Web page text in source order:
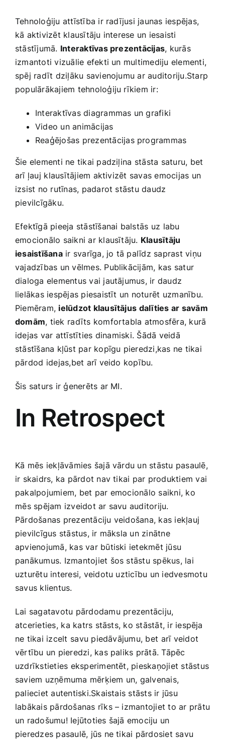
Tehnoloģiju attīstība ir radījusi jaunas iespējas,
kā aktivizēt klausītāju interese un iesaisti
stāstījumā. Interaktīvas prezentācijas, kurās
izmantoti‍ vizuālie efekti un multimediju elementi,
spēj radīt‍ dziļāku savienojumu ar auditoriju.Starp
populārākajiem tehnoloģiju rīkiem ir:
Interaktīvas diagrammas un grafiki
Video un animācijas
Reaģējošas prezentācijas programmas
Šie elementi ne tikai padziļina⁣ stāsta saturu, bet
arī ļauj ⁤klausītājiem aktivizēt savas emocijas un
izsist no rutīnas, padarot stāstu daudz
pievilcīgāku.
Efektīgā pieeja stāstīšanai balstās⁣ uz labu
emocionālo saikni ar klausītāju.‌ Klausītāju
iesaistīšanair svarīga, jo tā palīdz saprast viņu
vajadzības un vēlmes. Publikācijām, ⁣kas satur
dialoga elementus vai jautājumus, ir daudz
lielākas iespējas piesaistīt un noturēt ⁣uzmanību.
‌Piemēram, ielūdzot klausītājus ⁤dalīties ar savām
domām, tiek ⁣radīts komfortabla atmosfēra, kurā
idejas‌ var‍ attīstīties⁢ dinamiski. Šādā veidā
stāstīšana kļūst par kopīgu pieredzi,kas ne tikai ​
pārdod⁣ idejas,bet arī veido kopību.
Šis‍ saturs ir ģenerēts ar ‌MI.
In Retrospect
Kā mēs ⁢iekļāvāmies šajā vārdu un stāstu pasaulē,‌
ir​ skaidrs, ka pārdot nav tikai par produktiem vai
pakalpojumiem,⁣ bet par emocionālo saikni, ko
⁢mēs spējam izveidot ar savu auditoriju.
Pārdošanas prezentāciju veidošana, kas iekļauj
pievilcīgus stāstus, ir māksla un zinātne
apvienojumā, kas var būtiski ietekmēt jūsu
panākumus. Izmantojiet šos stāstu spēkus, lai
uzturētu interesi, veidotu uzticību un iedvesmotu
savus‍ klientus.
Lai ‍sagatavotu pārdodamu ⁢prezentāciju,
atcerieties,⁣ ka katrs stāsts, ko stāstāt, ir iespēja
ne tikai izcelt⁤ savu piedāvājumu, bet ⁤arī veidot
vērtību un pieredzi, kas paliks prātā. Tāpēc
uzdrīkstieties‌ eksperimentēt, pieskaņojiet stāstus
saviem uzņēmuma mērķiem‌ un, galvenais,
palieciet autentiski.Skaistais stāsts ir jūsu
labākais pārdošanas rīks – izmantojiet to ar prātu
un radošumu! Iejūtoties šajā emociju un
pieredzes pasaulē, jūs ne tikai pārdosiet ‌savu